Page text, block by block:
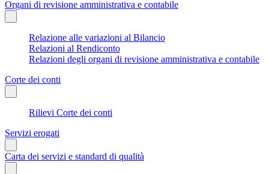
Organi di revisione amministrativa e contabile
Relazione alle variazioni al Bilancio
Relazioni al Rendiconto
Relazioni degli organi di revisione amministrativa e contabile
Corte dei conti
Rilievi Corte dei conti
Servizi erogati
Carta dei servizi e standard di qualità